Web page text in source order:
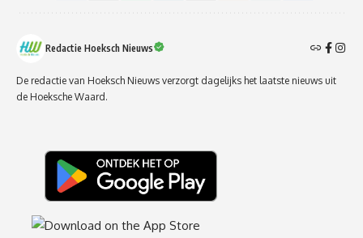
Redactie Hoeksch Nieuws
De redactie van Hoeksch Nieuws verzorgt dagelijks het laatste nieuws uit
de Hoeksche Waard.